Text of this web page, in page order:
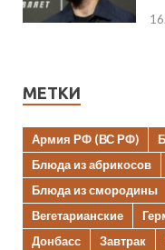
МЕТКИ
Армия РФ (ВС РФ)
Блюда из абрикосов
Блюда из смородины
Вегетарианские
Донбасс
Завтрак